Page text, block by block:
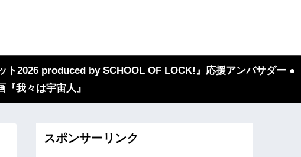
2026 produced by SCHOOL OF LOCK!』応援アンバサダー ●
我々は宇宙人』
スポンサーリンク